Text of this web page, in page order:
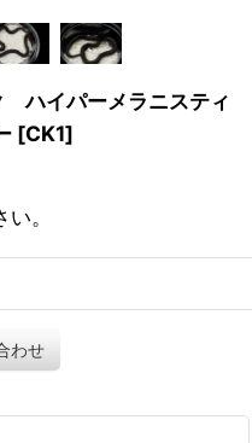
ハイパーメラニスティ
[CK1]
い。
わせ